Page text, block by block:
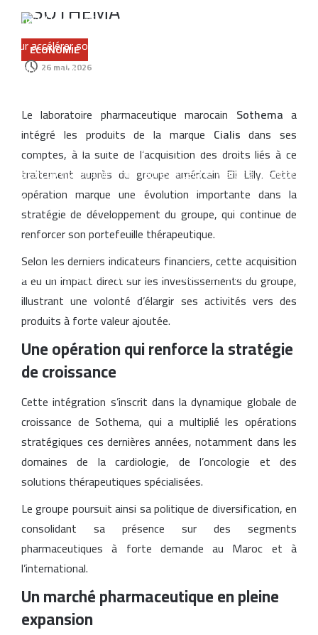
Azimut Holding mise sur le Maroc et les marchés émergents
pour accélérer son expansion internationale
La Bourse de Casablanca lance une nouvelle plateforme
L’aéroport Rabat-Salé enregistre une hausse de 14,8 % du
trafic passagers au premier semestre 2026
La startup marocaine Afdal représentera le Maroc à la Silicon
Valley
Le Maroc lance son plus grand programme de liaisons aériennes
La Bourse de Casablanca porte le flottant de CIH Bank à 35 %
ECONOMIE
26 mai، 2026
Le laboratoire pharmaceutique marocain Sothema a
intégré les produits de la marque Cialis dans ses
comptes, à la suite de l’acquisition des droits liés à ce
traitement auprès du groupe américain Eli Lilly. Cette
opération marque une évolution importante dans la
stratégie de développement du groupe, qui continue de
renforcer son portefeuille thérapeutique.
Selon les derniers indicateurs financiers, cette acquisition
a eu un impact direct sur les investissements du groupe,
illustrant une volonté d’élargir ses activités vers des
produits à forte valeur ajoutée.
Une opération qui renforce la stratégie
de croissance
Cette intégration s’inscrit dans la dynamique globale de
croissance de Sothema, qui a multiplié les opérations
stratégiques ces dernières années, notamment dans les
domaines de la cardiologie, de l’oncologie et des
solutions thérapeutiques spécialisées.
Le groupe poursuit ainsi sa politique de diversification, en
consolidant sa présence sur des segments
pharmaceutiques à forte demande au Maroc et à
l’international.
Un marché pharmaceutique en pleine
expansion